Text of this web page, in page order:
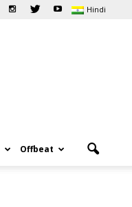
Hindi
Offbeat